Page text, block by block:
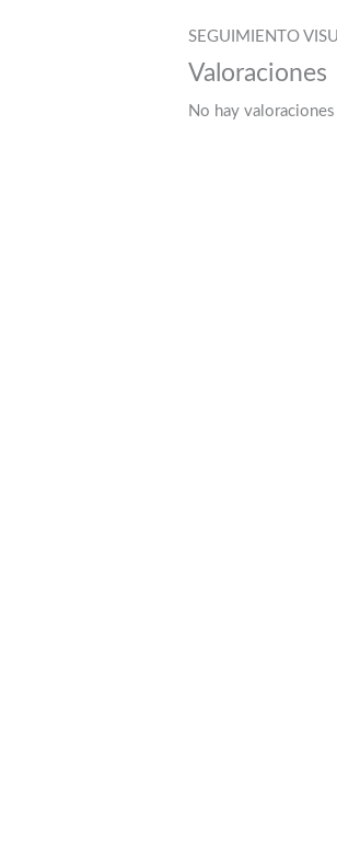
SEGUIMIENTO
Valoraciones
No hay valoraciones